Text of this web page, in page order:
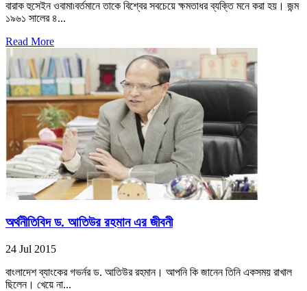
বারাক হুসেইন ওবামা৷বর্তমানে তাকে বিশ্বের সবচেয়ে ক্ষমতাধর ব্যক্তি মনে করা হয়। জন্ম
১৯৬১ সালের ৪...
Read More
অর্থনীতিবিদ ড. আতিউর রহমান এর জীবনী
24 Jul 2015
বাংলাদেশ ব্যাংকের গভর্নর ড. আতিউর রহমান। আপনি কি জানেন তিনি একসময় রাখাল
ছিলেন। খেয়ে না...